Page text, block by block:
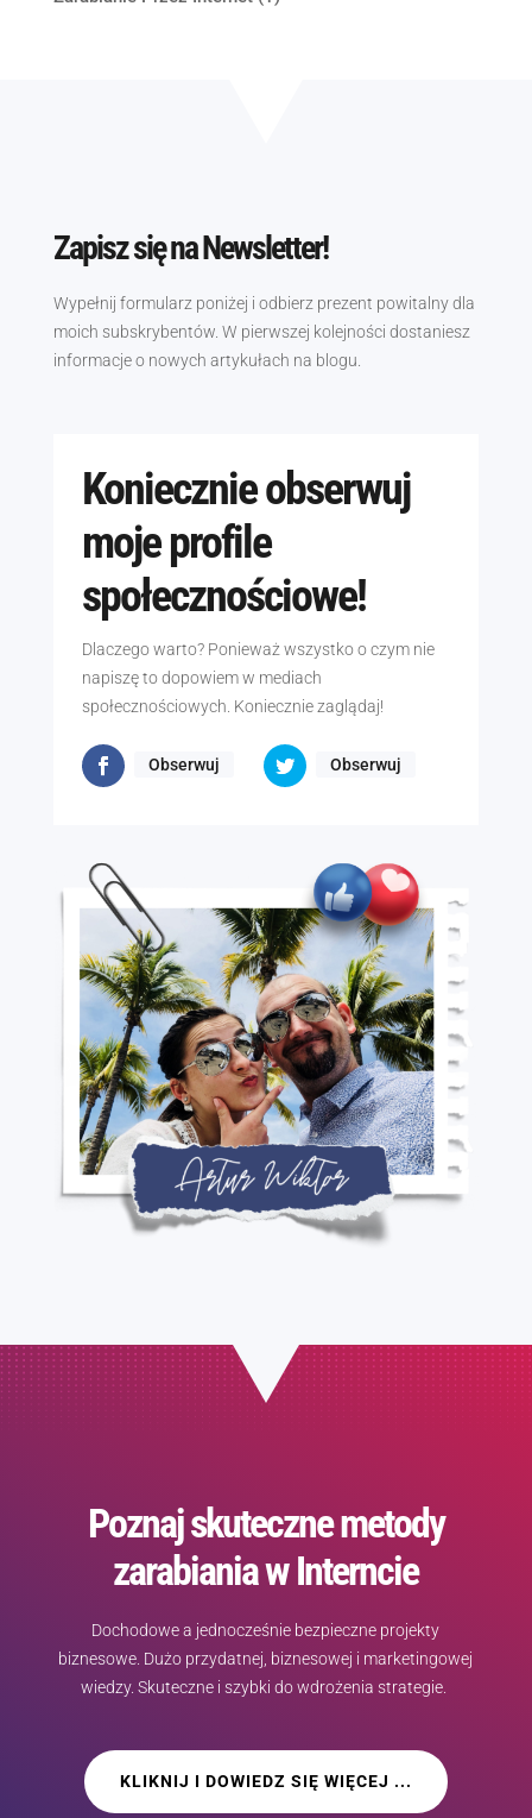
Zapisz się na Newsletter!
Wypełnij formularz poniżej i odbierz prezent powitalny dla
moich subskrybentów. W pierwszej kolejności dostaniesz
informacje o nowych artykułach na blogu.
Koniecznie obserwuj
moje profile
społecznościowe!
Dlaczego warto? Ponieważ wszystko o czym nie
napiszę to dopowiem w mediach
społecznościowych. Koniecznie zaglądaj!
Obserwuj Obserwuj
Poznaj skuteczne metody
zarabiania w Interncie
Dochodowe a jednocześnie bezpieczne projekty
biznesowe. Dużo przydatnej, biznesowej i marketingowej
wiedzy. Skuteczne i szybki do wdrożenia strategie.
KLIKNIJ I DOWIEDZ SIĘ WIĘCEJ ...